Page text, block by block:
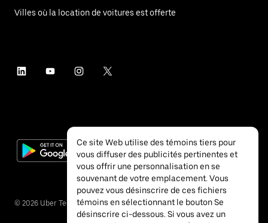
Villes où la location de voitures est offerte
© 2026 Uber Technologies inc.
Ce site Web utilise des témoins tiers pour
vous diffuser des publicités pertinentes et
vous offrir une personnalisation en se
souvenant de votre emplacement. Vous
pouvez vous désinscrire de ces fichiers
témoins en sélectionnant le bouton Se
désinscrire ci-dessous. Si vous avez un